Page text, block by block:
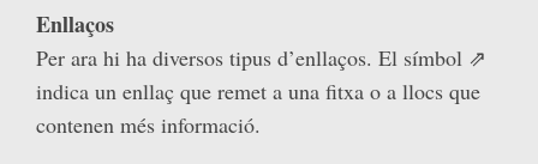
Enllaços
Per ara hi ha diversos tipus d’enllaços. El símbol ⇗
indica un enllaç que remet a una fitxa o a llocs que
contenen més informació.